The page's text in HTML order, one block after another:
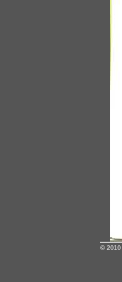
© 2010